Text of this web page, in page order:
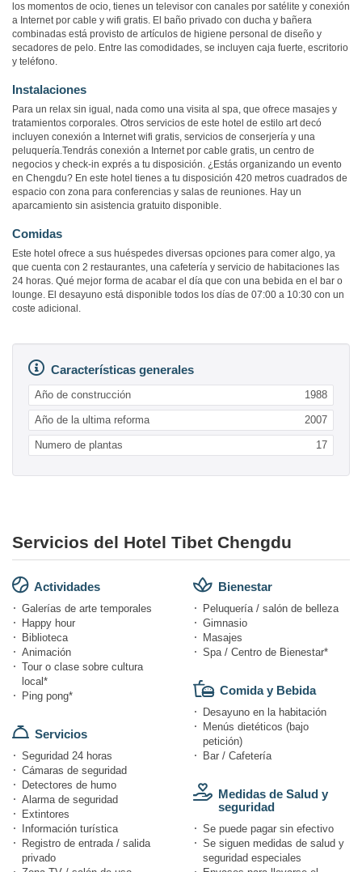
los momentos de ocio, tienes un televisor con canales por satélite y conexión
a Internet por cable y wifi gratis. El baño privado con ducha y bañera
combinadas está provisto de artículos de higiene personal de diseño y
secadores de pelo. Entre las comodidades, se incluyen caja fuerte, escritorio
y teléfono.
Instalaciones
Para un relax sin igual, nada como una visita al spa, que ofrece masajes y
tratamientos corporales. Otros servicios de este hotel de estilo art decó
incluyen conexión a Internet wifi gratis, servicios de conserjería y una
peluquería.Tendrás conexión a Internet por cable gratis, un centro de
negocios y check-in exprés a tu disposición. ¿Estás organizando un evento
en Chengdu? En este hotel tienes a tu disposición 420 metros cuadrados de
espacio con zona para conferencias y salas de reuniones. Hay un
aparcamiento sin asistencia gratuito disponible.
Comidas
Este hotel ofrece a sus huéspedes diversas opciones para comer algo, ya
que cuenta con 2 restaurantes, una cafetería y servicio de habitaciones las
24 horas. Qué mejor forma de acabar el día que con una bebida en el bar o
lounge. El desayuno está disponible todos los días de 07:00 a 10:30 con un
coste adicional.
Características generales
Año de construcción 1988
Año de la ultima reforma 2007
Numero de plantas 17
Servicios del Hotel Tibet Chengdu
Actividades
Galerías de arte temporales
Happy hour
Biblioteca
Animación
Tour o clase sobre cultura
local*
Ping pong*
Servicios
Seguridad 24 horas
Cámaras de seguridad
Detectores de humo
Alarma de seguridad
Extintores
Información turística
Registro de entrada / salida
privado
Bienestar
Peluquería / salón de belleza
Gimnasio
Masajes
Spa / Centro de Bienestar*
Comida y Bebida
Desayuno en la habitación
Menús dietéticos (bajo
petición)
Bar / Cafetería
Medidas de Salud y
seguridad
Se puede pagar sin efectivo
Se siguen medidas de salud y
seguridad especiales